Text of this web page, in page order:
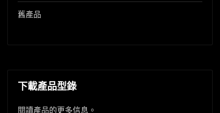
舊產品
下載產品型錄
閱讀產品的更多信息。